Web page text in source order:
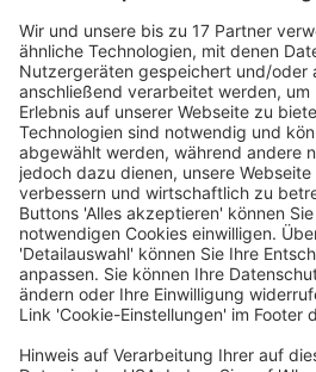
Art. 3 Abs. 4 der Richtlinie
Europäischen Parlaments und des
2005 über unlautere
Unternehmen gegenüber
und zur Änderung der Richtlinie
der Richtlinien 97/7/EG, 98/27/
Europäischen Parlaments und
Verordnung (EG) Nr. 2006/2004
Parlaments und des Rates
Geschäftspraktiken) ist dahin
daran hindert, dass im
Verhalten eines
irreführende Geschäftspraxis im
der Richtlinie 2005/29 darstellt,